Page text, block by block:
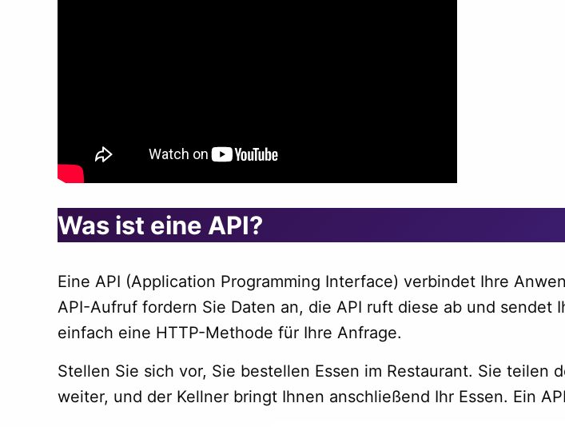
Was ist eine API?
Eine API (Application Programming Interface) verbindet Ihre
API-Aufruf fordern Sie Daten an, die API ruft diese ab und
einfach eine HTTP-Methode für Ihre Anfrage.
Stellen Sie sich vor, Sie bestellen Essen im Restaurant. Sie teilen
weiter, und der Kellner bringt Ihnen anschließend Ihr Essen. Ein